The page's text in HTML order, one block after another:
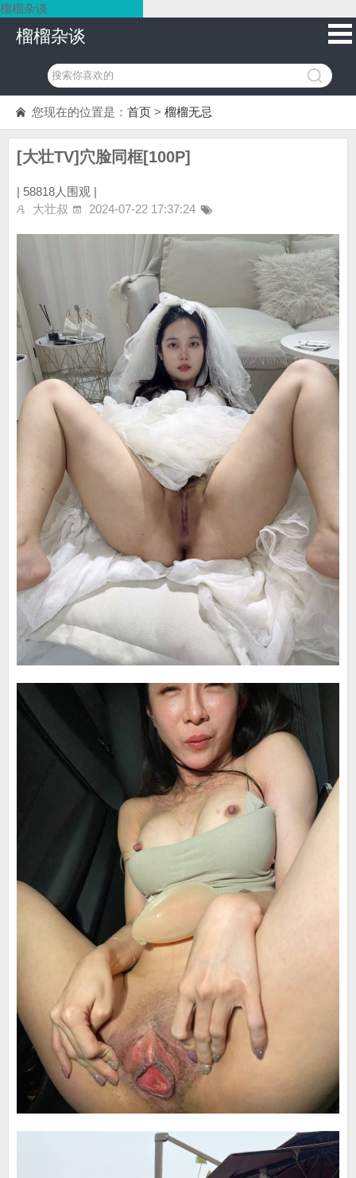
榴榴杂谈
榴榴杂谈
您现在的位置是： 首页 > 榴榴无忌
[大壮TV]穴脸同框[100P]
| 58818人围观 |
大壮叔
2024-07-22 17:37:24